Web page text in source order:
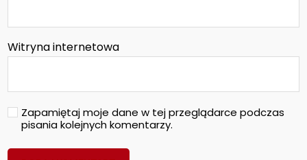
Witryna internetowa
Zapamiętaj moje dane w tej przeglądarce podczas
pisania kolejnych komentarzy.